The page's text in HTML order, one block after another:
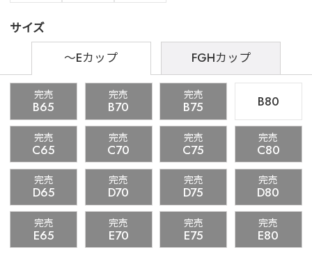
サイズ
～Eカップ
FGHカップ
完売
B65
完売
B70
完売
B75 B80
完売
C65
完売
C70
完売
C75
完売
C80
完売
D65
完売
D70
完売
D75
完売
D80
完売
E65
完売
E70
完売
E75
完売
E80